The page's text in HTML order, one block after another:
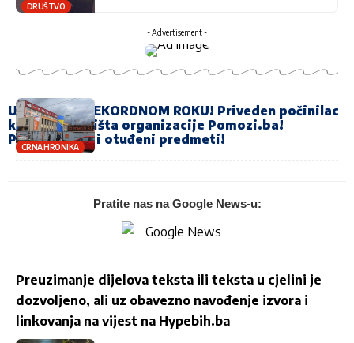
DRUŠTVO
- Advertisement -
CRNA HRONIKA
UHAPŠEN U REKORDNOM ROKU! Priveden počinilac
krađe iz dvorišta organizacije Pomozi.ba!
Pronađeni su i otuđeni predmeti!
Pratite nas na Google News-u:
Preuzimanje dijelova teksta ili teksta u cjelini je
dozvoljeno, ali uz obavezno navođenje izvora i
linkovanja na vijest na Hypebih.ba